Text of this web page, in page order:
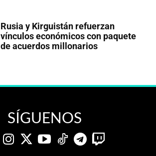
Rusia y Kirguistán refuerzan
vínculos económicos con paquete
de acuerdos millonarios
SÍGUENOS